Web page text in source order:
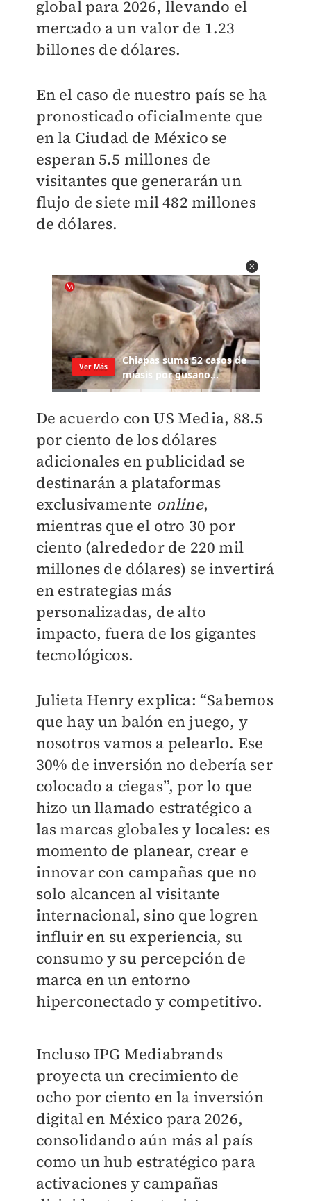
global para 2026, llevando el
mercado a un valor de 1.23
billones de dólares.
En el caso de nuestro país se ha
pronosticado oficialmente que
en la Ciudad de México se
esperan 5.5 millones de
visitantes que generarán un
flujo de siete mil 482 millones
de dólares.
De acuerdo con US Media, 88.5
por ciento de los dólares
adicionales en publicidad se
destinarán a plataformas
exclusivamente online,
mientras que el otro 30 por
ciento (alrededor de 220 mil
millones de dólares) se invertirá
en estrategias más
personalizadas, de alto
impacto, fuera de los gigantes
tecnológicos.
Julieta Henry explica: “Sabemos
que hay un balón en juego, y
nosotros vamos a pelearlo. Ese
30% de inversión no debería ser
colocado a ciegas”, por lo que
hizo un llamado estratégico a
las marcas globales y locales: es
momento de planear, crear e
innovar con campañas que no
solo alcancen al visitante
internacional, sino que logren
influir en su experiencia, su
consumo y su percepción de
marca en un entorno
hiperconectado y competitivo.
Incluso IPG Mediabrands
proyecta un crecimiento de
ocho por ciento en la inversión
digital en México para 2026,
consolidando aún más al país
como un hub estratégico para
activaciones y campañas